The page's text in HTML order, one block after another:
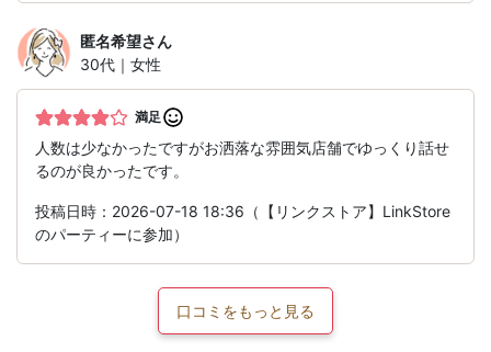
匿名希望さん
30代｜女性
満足
人数は少なかったですがお洒落な雰囲気店舗でゆっくり話せ
るのが良かったです。
投稿日時：2026-07-18 18:36（【リンクストア】LinkStore
のパーティーに参加）
口コミをもっと見る